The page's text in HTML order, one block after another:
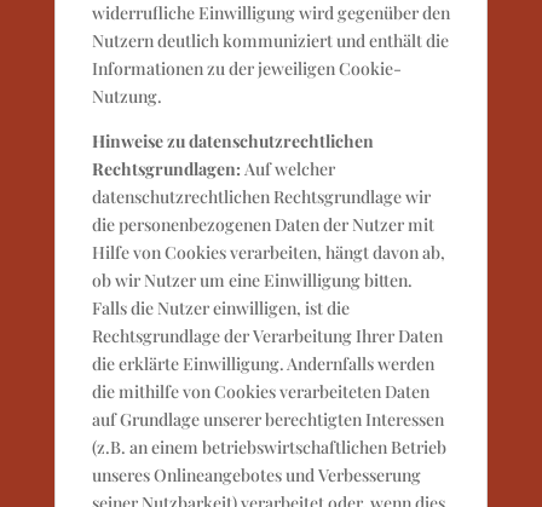
widerrufliche Einwilligung wird gegenüber den
Nutzern deutlich kommuniziert und enthält die
Informationen zu der jeweiligen Cookie-
Nutzung.
Hinweise zu datenschutzrechtlichen
Rechtsgrundlagen: Auf welcher
datenschutzrechtlichen Rechtsgrundlage wir
die personenbezogenen Daten der Nutzer mit
Hilfe von Cookies verarbeiten, hängt davon ab,
ob wir Nutzer um eine Einwilligung bitten.
Falls die Nutzer einwilligen, ist die
Rechtsgrundlage der Verarbeitung Ihrer Daten
die erklärte Einwilligung. Andernfalls werden
die mithilfe von Cookies verarbeiteten Daten
auf Grundlage unserer berechtigten Interessen
(z.B. an einem betriebswirtschaftlichen Betrieb
unseres Onlineangebotes und Verbesserung